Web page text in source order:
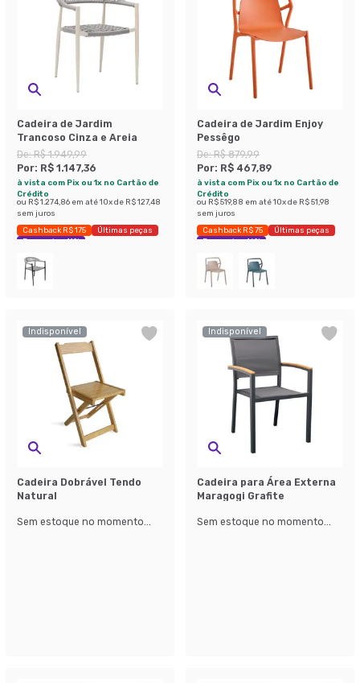
Cadeira de Jardim
Trancoso Cinza e Areia
De:R$ 1.949,99
Por: R$ 1.147,36
à vista com Pix ou 1x no Cartão de
Crédito
ou R$ 1.274,86 em até10x de R$ 127,48
sem juros
Cashback R$ 175
Últimas peças
Economize 41%
Cadeira de Jardim Enjoy
Pessêgo
De:R$ 879,99
Por: R$ 467,89
à vista com Pix ou 1x no Cartão de
Crédito
ou R$ 519,88 em até10x de R$ 51,98
sem juros
Cashback R$ 75
Últimas peças
Economize 46%
Indisponível
Cadeira Dobrável Tendo
Natural
Sem estoque no momento...
Indisponível
Cadeira para Área Externa
Maragogi Grafite
Sem estoque no momento...